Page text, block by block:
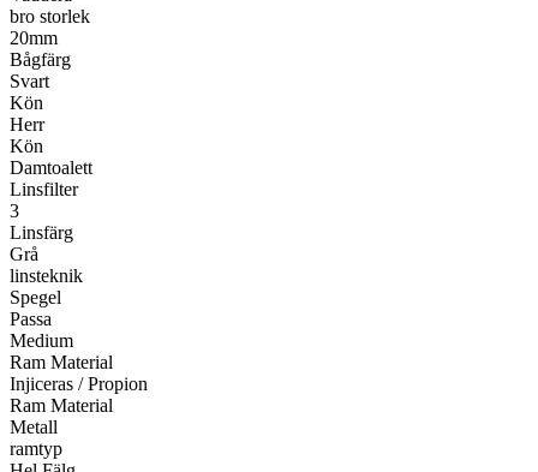
bro storlek
20mm
Bågfärg
Svart
Kön
Herr
Kön
Damtoalett
Linsfilter
3
Linsfärg
Grå
linsteknik
Spegel
Passa
Medium
Ram Material
Injiceras / Propion
Ram Material
Metall
ramtyp